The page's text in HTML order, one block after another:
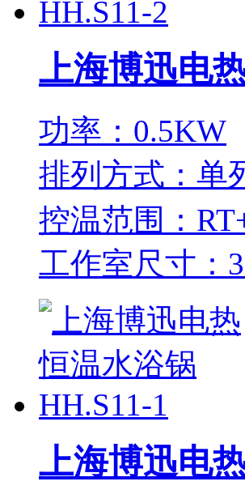
上海博迅电
功率：0.5KW
排列方式：单
控温范围：
工作室尺寸：
上海博迅电